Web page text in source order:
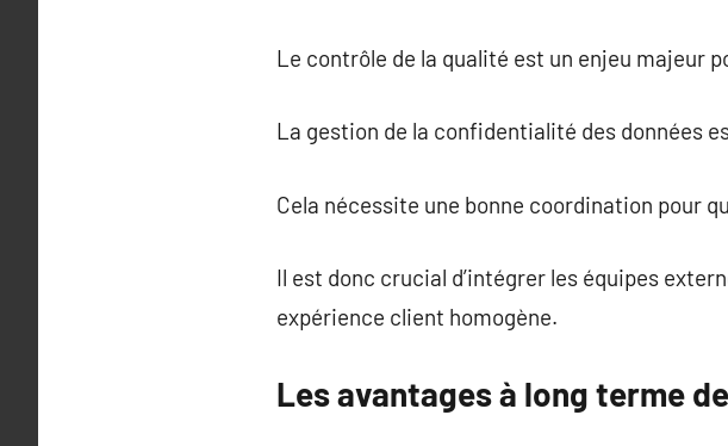
Le contrôle de la qualité est un enjeu majeur
La gestion de la confidentialité des données
Cela nécessite une bonne coordination pour
Il est donc crucial d’intégrer les équipes
expérience client homogène.
Les avantages à long terme